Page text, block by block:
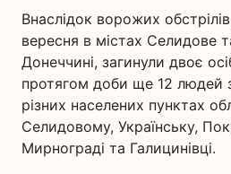
Внаслідок ворожих
вересня в містах Селидове
Донеччині, загинули двоє
протягом доби ще 12 людей
різних населених пунктах
Селидовому, Українську,
Мирнограді та Галицинівці.